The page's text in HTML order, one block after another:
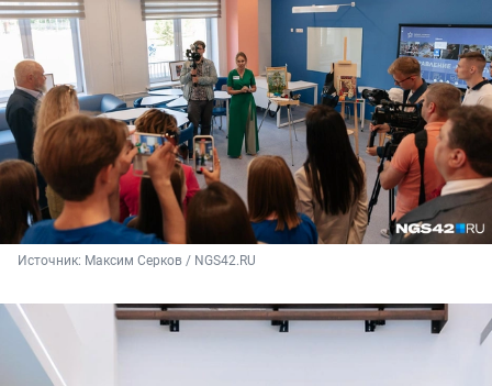
Источник: Максим Серков / NGS42.RU